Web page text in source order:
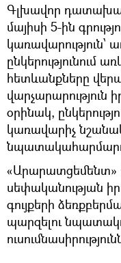
Գլխավոր
մայիսի 5-ին
կառավարություն՝
ընկերությունում
հետևանքները
վարչարարություն
օրինակ,
կառավարիչ
«Արարատցեմենտ»
սեփականության
գույքերի
պարզելու